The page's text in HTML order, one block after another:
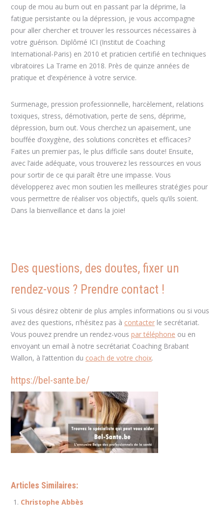
coup de mou au burn out en passant par la déprime, la
fatigue persistante ou la dépression, je vous accompagne
pour aller chercher et trouver les ressources nécessaires à
votre guérison. Diplômé ICI (Institut de Coaching
International-Paris) en 2010 et praticien certifié en techniques
vibratoires La Trame en 2018. Près de quinze années de
pratique et d’expérience à votre service.
Surmenage, pression professionnelle, harcèlement, relations
toxiques, stress, démotivation, perte de sens, déprime,
dépression, burn out. Vous cherchez un apaisement, une
bouffée d’oxygène, des solutions concrètes et efficaces?
Faites un premier pas, le plus difficile sans doute! Ensuite,
avec l’aide adéquate, vous trouverez les ressources en vous
pour sortir de ce qui paraît être une impasse. Vous
développerez avec mon soutien les meilleures stratégies pour
vous permettre de réaliser vos objectifs, quels qu’ils soient.
Dans la bienveillance et dans la joie!
Des questions, des doutes, fixer un
rendez-vous ? Prendre contact !
Si vous désirez obtenir de plus amples informations ou si vous
avez des questions, n’hésitez pas à contacter le secrétariat.
Vous pouvez prendre un rendez-vous par téléphone ou en
envoyant un email à notre secrétariat Coaching Brabant
Wallon, à l’attention du coach de votre choix.
https://bel-sante.be/
Articles Similaires:
Christophe Abbès